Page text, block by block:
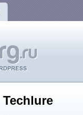
Techlure